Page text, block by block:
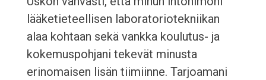
lääketieteellisen laboratoriotekniikan
alaa kohtaan sekä vankka koulutus- ja
kokemuspohjani tekevät minusta
erinomaisen lisän tiimiinne. Tarjoamani